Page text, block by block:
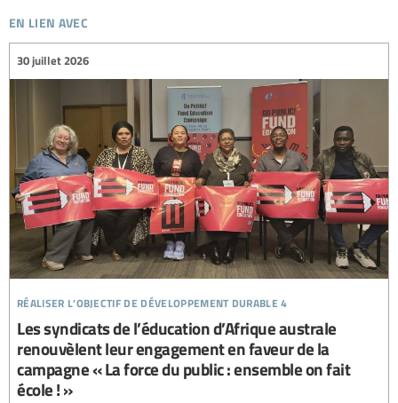
en lien avec
réaliser l’objectif de développement durable 4
30 juillet 2026
Les syndicats de l’éducation d’Afrique australe
renouvèlent leur engagement en faveur de la
campagne « La force du public : ensemble on fait
école ! »